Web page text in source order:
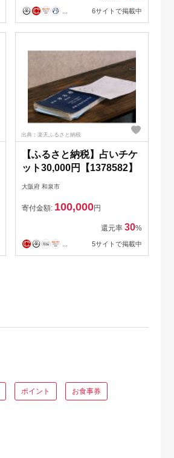
6サイトで掲載中
出典：楽天ふるさと納税
【ふるさと納税】占いチケ
ット30,000円【1378582】
大阪府 和泉市
寄付金額: 100,000円
還元率 30%
5サイトで掲載中
ポイント お食事券